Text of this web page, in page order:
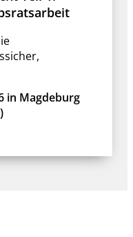
in Magdeburg